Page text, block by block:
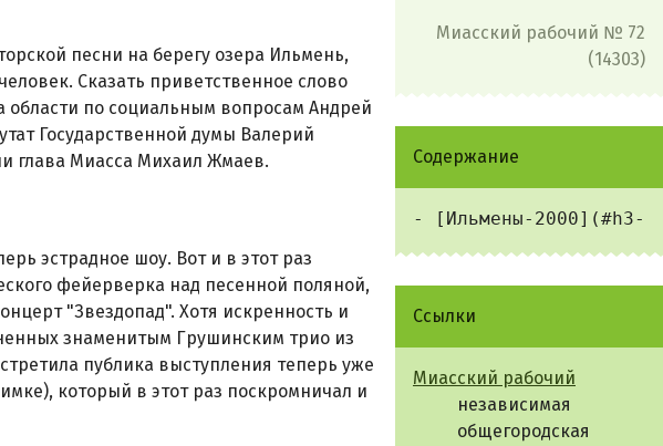
Миасский рабочий № 72
(14303)
Содержание
Ссылки
Миасский рабочий
независимая
общегородская
песни на берегу озера Ильмень,
Сказать приветственное слово
области по социальным вопросам Андрей
Государственной думы Валерий
глава Миасса Михаил Жмаев.
эстрадное шоу. Вот и в этот раз
фейерверка над песенной поляной,
"Звездопад". Хотя искренность и
знаменитым Грушинским трио из
публика выступления теперь уже
который в этот раз поскромничал и